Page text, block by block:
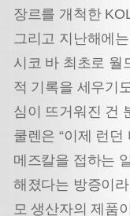
장르를 개척한
그리고 지난해에
시코 바 최초로 월
적 기록을 세우기
심이 뜨거워진 건
쿨렌은 “이제 런
메즈칼을 접하는
해졌다는 방증이
모 생산자의 제품